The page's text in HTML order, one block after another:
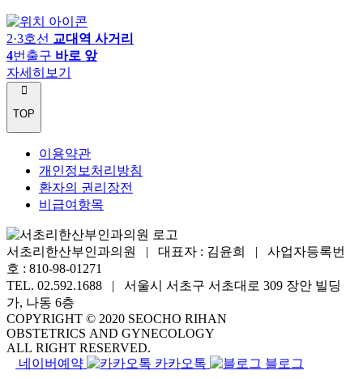
2·3호선 교대역 사거리
4번출구 바로 앞
자세히보기
TOP
이용약관
개인정보처리방침
환자의 권리장전
비급여항목
서초리한산부인과의원 | 대표자 : 김윤희 | 사업자등록번
호 : 810-98-01271
TEL. 02.592.1688 | 서울시 서초구 서초대로 309 장안 빌딩
가, 나동 6층
COPYRIGHT © 2020 SEOCHO RIHAN
OBSTETRICS AND GYNECOLOGY
ALL RIGHT RESERVED.
네이버예약
카카오톡 블로그